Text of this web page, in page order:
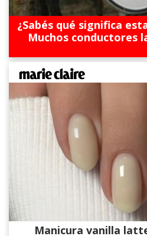
¿Sabés qué significa
Muchos conductores
Manicura vanilla